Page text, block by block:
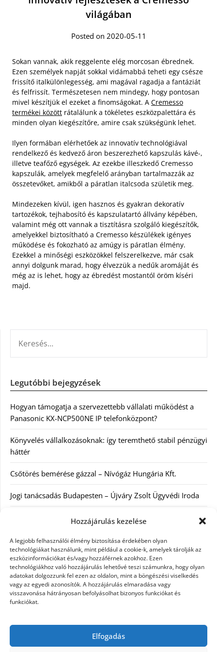
Hozzájárulás kezelése
A legjobb felhasználói élmény biztosítása érdekében olyan
technológiákat használunk, mint például a cookie-k, amelyek tárolják az
eszközinformációkat és/vagy hozzáférnek azokhoz. Ezen
technológiákhoz való hozzájárulás lehetővé teszi számunkra, hogy olyan
adatokat dolgozzunk fel ezen az oldalon, mint a böngészési viselkedés
vagy az egyedi azonosítók. A hozzájárulás elmaradása vagy
visszavonása hátrányosan befolyásolhat bizonyos funkciókat és
funkciókat.
Elfogadás
világában
Posted on 2020-05-11
Sokan vannak, akik reggelente elég morcosan ébrednek.
Ezen személyek napját sokkal vidámabbá teheti egy csésze
frissítő italkülönlegesség, ami magával ragadja a fantáziát
és felfrissít. Természetesen nem mindegy, hogy pontosan
mivel készítjük el ezeket a finomságokat. A Cremesso
termékei között rátalálunk a tökéletes eszközpalettára és
minden olyan kiegészítőre, amire csak szükségünk lehet.
Ilyen formában elérhetőek az innovatív technológiával
rendelkező és kedvező áron beszerezhető kapszulás kávé-,
illetve teafőző egységek. Az ezekbe illeszkedő Cremesso
kapszulák, amelyek megfelelő arányban tartalmazzák az
összetevőket, amikből a páratlan italcsoda születik meg.
Mindezeken kívül, igen hasznos és gyakran dekoratív
tartozékok, tejhabosító és kapszulatartó állvány képében,
valamint még ott vannak a tisztításra szolgáló kiegészítők,
amelyekkel biztosítható a Cremesso készülékek igényes
működése és fokozható az amúgy is páratlan élmény.
Ezekkel a minőségi eszközökkel felszerelkezve, már csak
annyi dolgunk marad, hogy élvezzük a nedűk aromáját és
még az is lehet, hogy az ébredést mostantól öröm kíséri
majd.
Legutóbbi bejegyzések
Hogyan támogatja a szervezettebb vállalati működést a
Panasonic KX-NCP500NE IP telefonközpont?
Könyvelés vállalkozásoknak: így teremthető stabil pénzügyi
háttér
Csőtörés bemérése gázzal – Nívógáz Hungária Kft.
Jogi tanácsadás Budapesten – Újváry Zsolt Ügyvédi Iroda
Arckrémek – mit érdemes tudni az öregedés lassításáról és
Kategóriák
Egyéb kategória
Szolgáltatás
Szórakozás
Webáruház